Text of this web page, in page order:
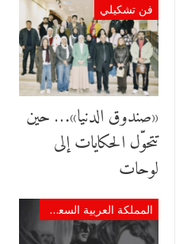
فن تشكيلي
«صندوق الدنيا»… حين
تتحوّل الحكايات إلى
لوحات
المملكة العربية السعودية